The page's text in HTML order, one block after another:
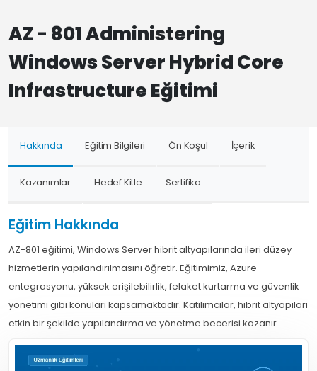
AZ - 801 Administering
Windows Server Hybrid Core
Infrastructure Eğitimi
Hakkında Eğitim Bilgileri Ön Koşul İçerik
Kazanımlar Hedef Kitle Sertifika
Eğitim Hakkında
AZ-801 eğitimi, Windows Server hibrit altyapılarında ileri düzey
hizmetlerin yapılandırılmasını öğretir. Eğitimimiz, Azure
entegrasyonu, yüksek erişilebilirlik, felaket kurtarma ve güvenlik
yönetimi gibi konuları kapsamaktadır. Katılımcılar, hibrit altyapıları
etkin bir şekilde yapılandırma ve yönetme becerisi kazanır.